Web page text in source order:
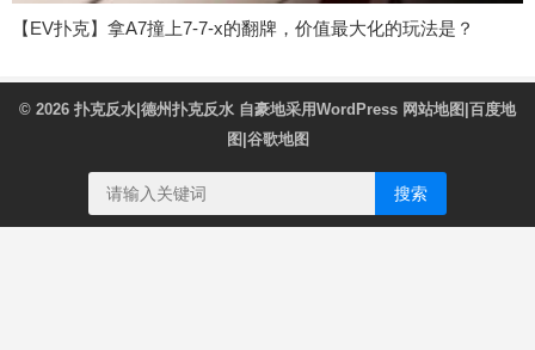
【EV扑克】拿A7撞上7-7-x的翻牌，价值最大化的玩法是？
© 2026 扑克反水|德州扑克反水 自豪地采用WordPress 网站地图 百度地
图 谷歌地图
搜索